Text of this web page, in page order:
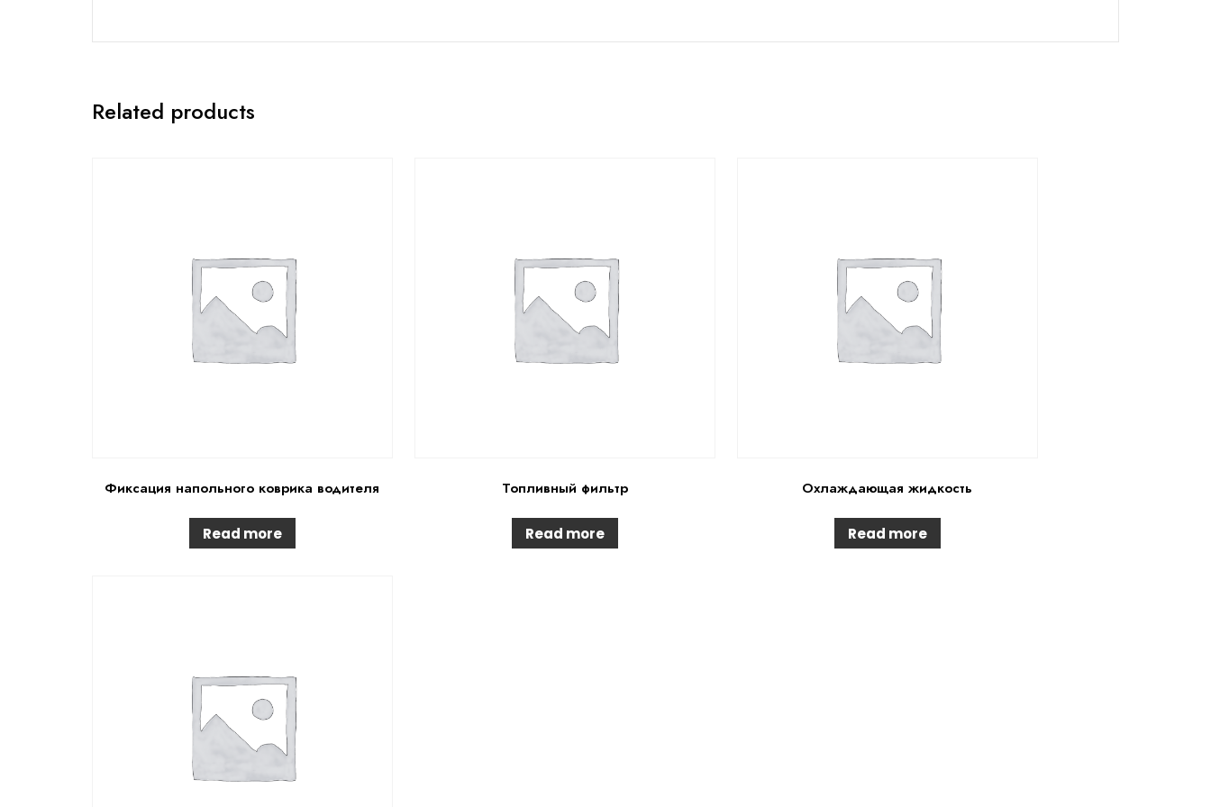
Related products
Фиксация напольного коврика водителя
Read more
Топливный фильтр
Read more
Охлаждающая жидкость
Read more